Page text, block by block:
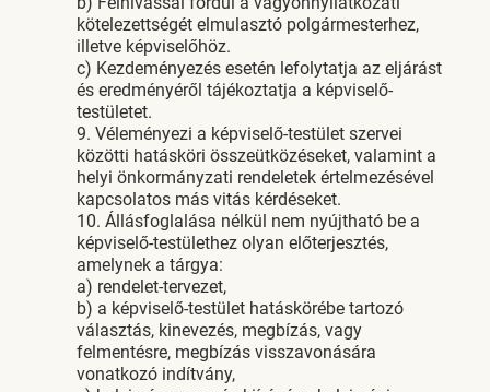
kötelezettségét elmulasztó polgármesterhez,
illetve képviselőhöz.
c) Kezdeményezés esetén lefolytatja az eljárást
és eredményéről tájékoztatja a képviselő-
testületet.
9. Véleményezi a képviselő-testület szervei
közötti hatásköri összeütközéseket, valamint a
helyi önkormányzati rendeletek értelmezésével
kapcsolatos más vitás kérdéseket.
10. Állásfoglalása nélkül nem nyújtható be a
képviselő-testülethez olyan előterjesztés,
amelynek a tárgya:
a) rendelet-tervezet,
b) a képviselő-testület hatáskörébe tartozó
választás, kinevezés, megbízás, vagy
felmentésre, megbízás visszavonására
vonatkozó indítvány,